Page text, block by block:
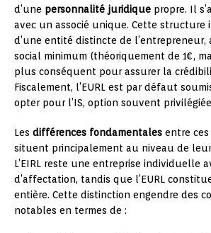
d’une personnalité juridique propre. Il
avec un associé unique. Cette structure
d’une entité distincte de l’entrepreneur,
social minimum (théoriquement de 1€,
plus conséquent pour assurer la
Fiscalement, l’EURL est par défaut
opter pour l’IS, option souvent
Les différences fondamentales entre
situent principalement au niveau de
L’EIRL reste une entreprise individuelle
d’affectation, tandis que l’EURL
entière. Cette distinction engendre des
notables en termes de :